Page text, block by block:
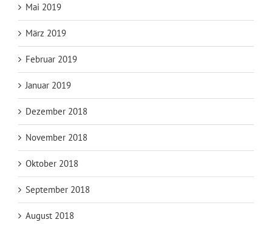
Mai 2019
März 2019
Februar 2019
Januar 2019
Dezember 2018
November 2018
Oktober 2018
September 2018
August 2018